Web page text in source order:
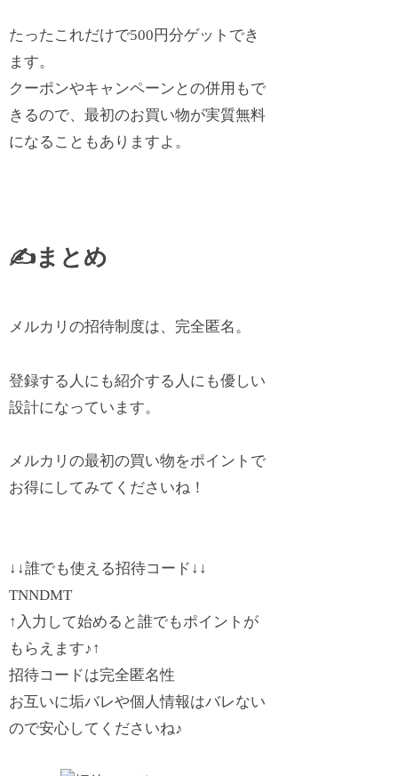
たったこれだけで500円分ゲットでき
ます。
クーポンやキャンペーンとの併用もで
きるので、最初のお買い物が実質無料
になることもありますよ。
✍️まとめ
メルカリの招待制度は、完全匿名。
登録する人にも紹介する人にも優しい
設計になっています。
メルカリの最初の買い物をポイントで
お得にしてみてくださいね！
↓↓誰でも使える招待コード↓ ↓
TNNDMT
↑入力して始めると誰でもポイントが
もらえます♪ ↑
招待コードは完全匿名性
お互いに垢バレや個人情報はバレない
ので安心してくださいね♪